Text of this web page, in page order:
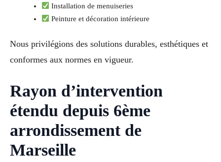
Installation de menuiseries
Peinture et décoration intérieure
Nous privilégions des solutions durables, esthétiques et
conformes aux normes en vigueur.
Rayon d’intervention
étendu depuis 6ème
arrondissement de
Marseille